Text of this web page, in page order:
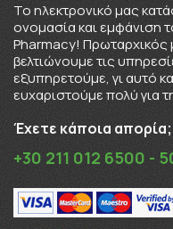
To ηλεκτρονικό μας
ονομασία και εμφάνιση
Pharmacy! Πρωταρχικός
βελτιώνουμε τις
εξυπηρετούμε, γι αυτό
ευχαριστούμε πολύ για
Έχετε κάποια
+30 211 012 6500 -